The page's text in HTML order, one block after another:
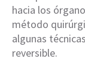
hacia los
método
algunas
reversible.